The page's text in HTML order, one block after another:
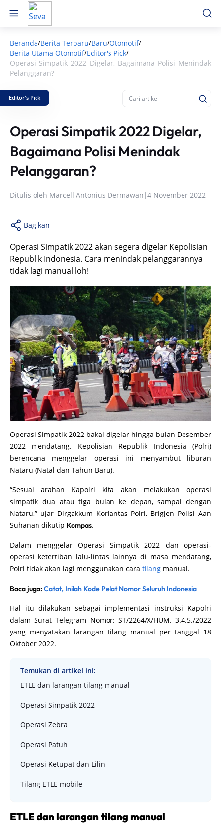
Beranda/Berita Terbaru/Baru/Otomotif/
Berita Utama Otomotif/Editor's Pick/
Operasi Simpatik 2022 Digelar, Bagaimana Polisi Menindak
Pelanggaran?
Editor's Pick
Operasi Simpatik 2022 Digelar,
Bagaimana Polisi Menindak
Pelanggaran?
Ditulis oleh Marcell Antonius Dermawan |4 November 2022
Bagikan
Operasi Simpatik 2022 akan segera digelar Kepolisian
Republik Indonesia. Cara menindak pelanggarannya
tidak lagi manual loh!
Operasi Simpatik 2022 bakal digelar hingga bulan Desember
2022 mendatang. Kepolisian Republik Indonesia (Polri)
berencana menggelar operasi ini menyambut liburan
Nataru (Natal dan Tahun Baru).
“Sesuai arahan Kapolri kita akan melakukan operasi
simpatik dua atau tiga bulan ke depan, sampai dengan
Nataru,” ujar Dirgakkum Korlantas Polri, Brigjen Polisi Aan
Suhanan dikutip Kompas.
Dalam menggelar Operasi Simpatik 2022 dan operasi-
operasi ketertiban lalu-lintas lainnya di masa mendatang,
Polri tidak akan lagi menggunakan cara tilang manual.
Baca juga: Catat, Inilah Kode Pelat Nomor Seluruh Indonesia
Hal itu dilakukan sebagai implementasi instruksi Kapolri
dalam Surat Telegram Nomor: ST/2264/X/HUM. 3.4.5./2022
yang menyatakan larangan tilang manual per tanggal 18
Oktober 2022.
Temukan di artikel ini:
ETLE dan larangan tilang manual
Operasi Simpatik 2022
Operasi Zebra
Operasi Patuh
Operasi Ketupat dan Lilin
Tilang ETLE mobile
ETLE dan larangan tilang manual